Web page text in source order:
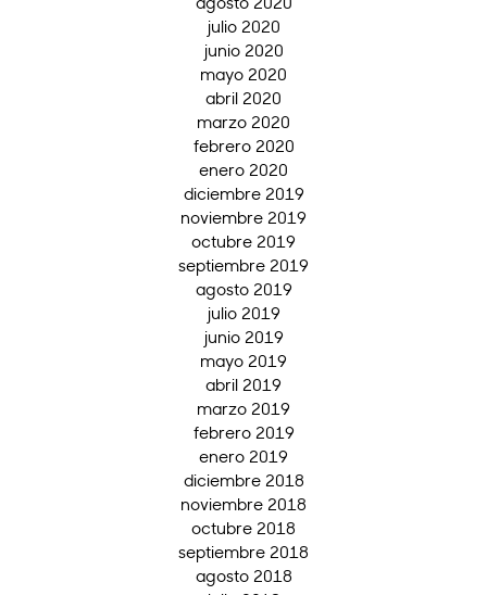
julio 2020
junio 2020
mayo 2020
abril 2020
marzo 2020
febrero 2020
enero 2020
diciembre 2019
noviembre 2019
octubre 2019
septiembre 2019
agosto 2019
julio 2019
junio 2019
mayo 2019
abril 2019
marzo 2019
febrero 2019
enero 2019
diciembre 2018
noviembre 2018
octubre 2018
septiembre 2018
agosto 2018